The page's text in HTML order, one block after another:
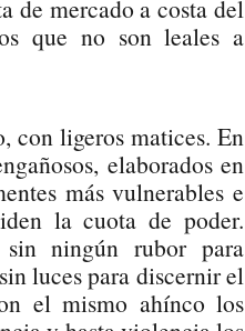
de mercado a costa del
que no son leales a
con ligeros matices. En
elaborados en
más vulnerables e
la cuota de poder.
sin ningún rubor para
luces para discernir el
el mismo ahínco los